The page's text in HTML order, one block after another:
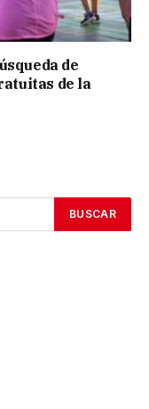
de
de la